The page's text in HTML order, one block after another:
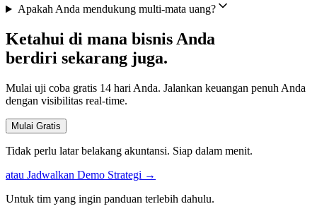
Apakah Anda mendukung multi-mata uang?
Ketahui di mana bisnis Anda
berdiri sekarang juga.
Mulai uji coba gratis 14 hari Anda. Jalankan keuangan penuh Anda
dengan visibilitas real-time.
Mulai Gratis
Tidak perlu latar belakang akuntansi. Siap dalam menit.
atau Jadwalkan Demo Strategi →
Untuk tim yang ingin panduan terlebih dahulu.